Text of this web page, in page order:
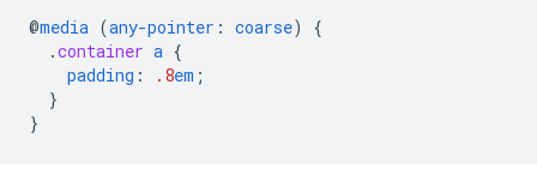
@media (any-pointer : coarse)
{
.container a {
padding : .8em ;
}
}